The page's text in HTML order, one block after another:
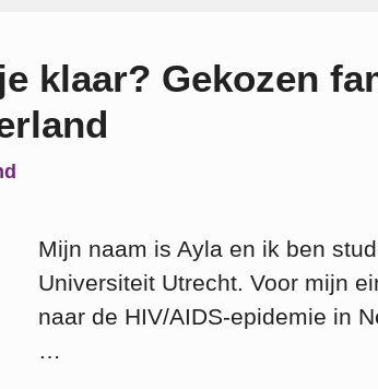
klaar? Gekozen
Mijn naam is Ayla en ik ben
Universiteit Utrecht. Voor mijn
naar de HIV/AIDS-epidemie in